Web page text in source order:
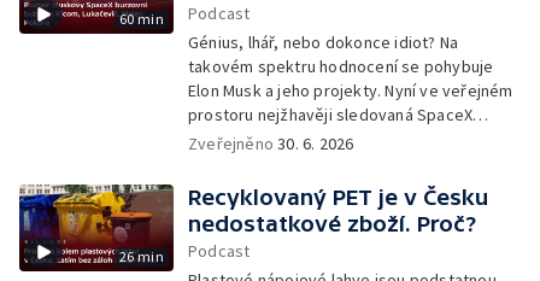
60 min
Podcast
Génius, lhář, nebo dokonce idiot? Na
takovém spektru hodnocení se pohybuje
Elon Musk a jeho projekty. Nyní ve veřejném
prostoru nejžhavěji sledovaná SpaceX
obhajuje své plány a valuaci po vstupu na
Jakubem Vejmolou alias Kicomem,
investorem Jindřichem Pokorou a dvěma
experty na kosmický výzkum Dušanem
Majerem a Janem Lukačevičem. Moderuje
Zveřejněno30. 6. 2026
26 min
Recyklovaný PET je v Česku
nedostatkové zboží. Proč?
Podcast